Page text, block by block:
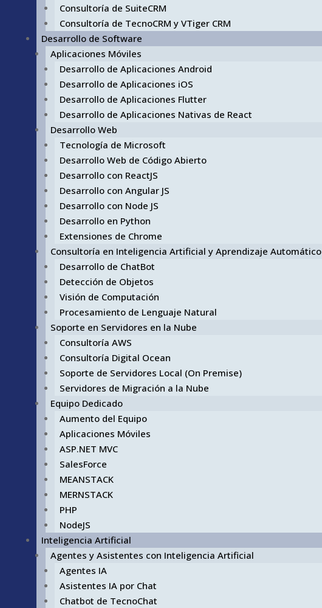
Consultoría de SuiteCRM
Consultoría de TecnoCRM y VTiger CRM
Desarrollo de Software
Aplicaciones Móviles
Desarrollo de Aplicaciones Android
Desarrollo de Aplicaciones iOS
Desarrollo de Aplicaciones Flutter
Desarrollo de Aplicaciones Nativas de React
Desarrollo Web
Tecnología de Microsoft
Desarrollo Web de Código Abierto
Desarrollo con ReactJS
Desarrollo con Angular JS
Desarrollo con Node JS
Desarrollo en Python
Extensiones de Chrome
Consultoría en Inteligencia Artificial y Aprendizaje Automático
Desarrollo de ChatBot
Detección de Objetos
Visión de Computación
Procesamiento de Lenguaje Natural
Soporte en Servidores en la Nube
Consultoría AWS
Consultoría Digital Ocean
Soporte de Servidores Local (On Premise)
Servidores de Migración a la Nube
Equipo Dedicado
Aumento del Equipo
Aplicaciones Móviles
ASP.NET MVC
SalesForce
MEANSTACK
MERNSTACK
PHP
NodeJS
Inteligencia Artificial
Agentes y Asistentes con Inteligencia Artificial
Agentes IA
Asistentes IA por Chat
Chatbot de TecnoChat